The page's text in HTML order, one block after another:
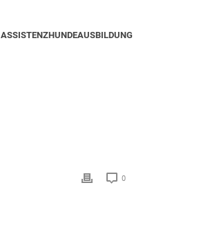
ASSISTENZHUNDEAUSBILDUNG
0